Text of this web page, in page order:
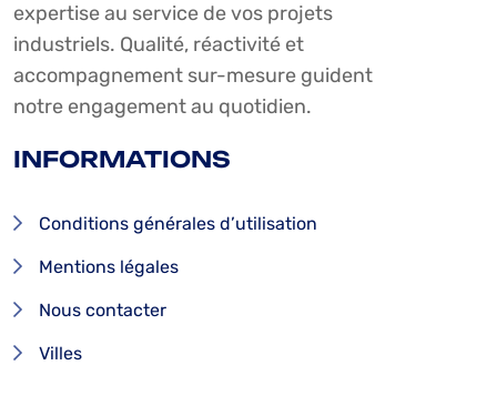
expertise au service de vos projets
industriels. Qualité, réactivité et
accompagnement sur-mesure guident
notre engagement au quotidien.
INFORMATIONS
Conditions générales d’utilisation
Mentions légales
Nous contacter
Villes